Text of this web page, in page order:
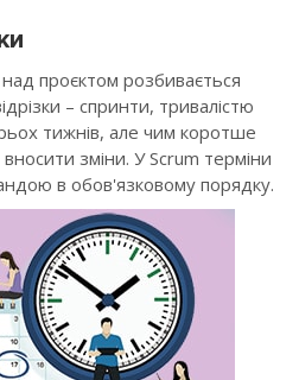
проєктом розбивається
– спринти, тривалістю
тижнів, але чим коротше
зміни. У Scrum терміни
в обов'язковому порядку.